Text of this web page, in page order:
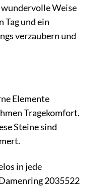
wundervolle Weise
Tag und ein
verzaubern und
Elemente
Tragekomfort.
Steine sind
in jede
2035522